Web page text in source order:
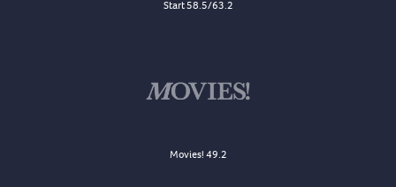
Start 58.5/63.2
Movies! 49.2